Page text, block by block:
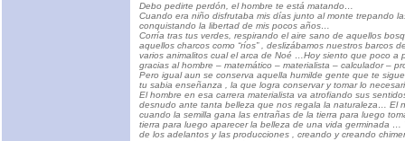
Debo pedirte perdón, el hombre te está matando…
Cuando era niño disfrutaba mis días junto al monte trepando
conquistando la libertad de mis pocos años…
Corría tras tus verdes, respirando el aire sano de aquellos
aquellos charcos como “ríos” , deslizábamos nuestros barcos
varios animalitos cual el arca de Noé …Hoy siento que poco a
gracias al hombre – matemático – materialista – calculador –
Pero igual aun se conserva aquella humilde gente que te
tu sabia enseñanza , la que logra conservar y tomar lo
El hombre en esa carrera materialista va atrofiando sus
desnudo ante tanta belleza que nos regala la naturaleza… El
cuando la semilla gana las entrañas de la tierra para luego
tierra para luego aparecer la belleza de una vida germinada …
de los adelantos y las producciones , creando y creando